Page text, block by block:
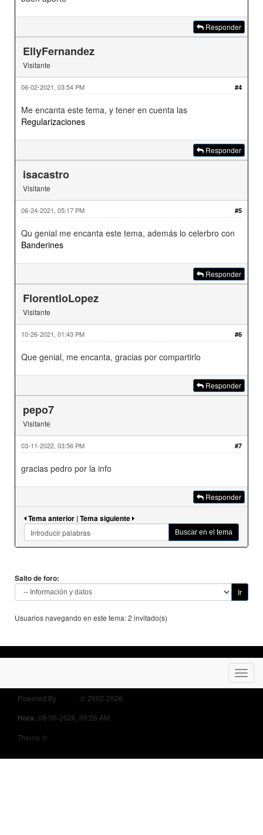
Responder
EllyFernandez
Visitante
#4
06-02-2021, 03:54 PM
Me encanta este tema, y tener en cuenta las
Regularizaciones
Responder
isacastro
Visitante
#5
06-24-2021, 05:17 PM
Qu genial me encanta este tema, además lo celerbro con
Banderines
Responder
FlorentioLopez
Visitante
#6
10-26-2021, 01:43 PM
Que genial, me encanta, gracias por compartirlo
Responder
pepo7
Visitante
#7
03-11-2022, 03:56 PM
gracias pedro por la info
Responder
Tema anterior |Tema siguiente
Buscar en el tema
Salto de foro:
Usuarios navegando en este tema: 2 invitado(s)
Powered By , © 2002-2026
Hora: 08-06-2026, 09:26 AM
Theme ©